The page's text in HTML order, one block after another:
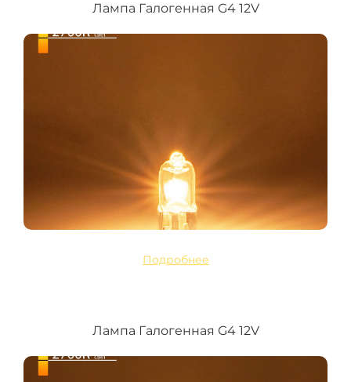
Лампа Галогенная G4 12V
Подробнее
Лампа Галогенная G4 12V